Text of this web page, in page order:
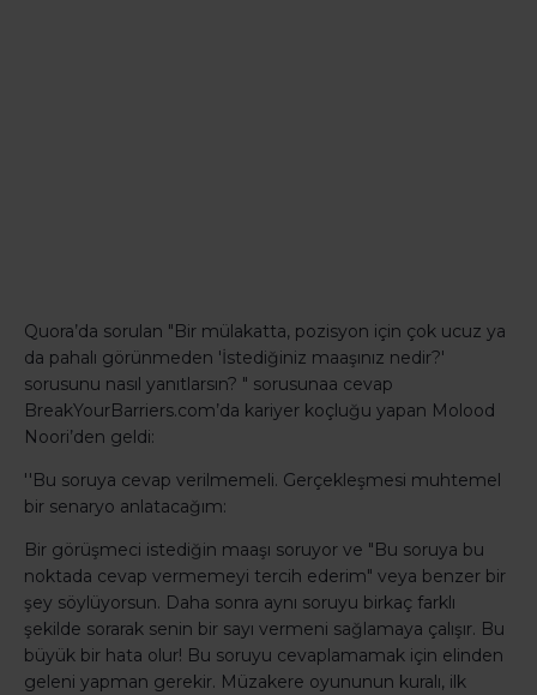
Quora’da sorulan "Bir mülakatta, pozisyon için çok ucuz ya
da pahalı görünmeden 'İstediğiniz maaşınız nedir?'
sorusunu nasıl yanıtlarsın? " sorusunaa cevap
BreakYourBarriers.com’da kariyer koçluğu yapan Molood
Noori’den geldi:
''Bu soruya cevap verilmemeli. Gerçekleşmesi muhtemel
bir senaryo anlatacağım:
Bir görüşmeci istediğin maaşı soruyor ve "Bu soruya bu
noktada cevap vermemeyi tercih ederim" veya benzer bir
şey söylüyorsun. Daha sonra aynı soruyu birkaç farklı
şekilde sorarak senin bir sayı vermeni sağlamaya çalışır. Bu
büyük bir hata olur! Bu soruyu cevaplamamak için elinden
geleni yapman gerekir. Müzakere oyununun kuralı, ilk